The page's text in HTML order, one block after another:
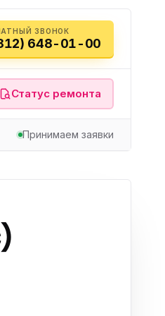
ЗВОНОК
648-01-00
Статус ремонта
Принимаем заявки